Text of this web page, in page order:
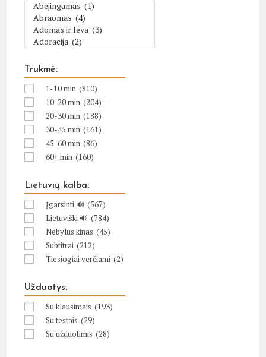
Trukmė:
1-10 min (810)
10-20 min (204)
20-30 min (188)
30-45 min (161)
45-60 min (86)
60+ min (160)
Lietuvių kalba:
Įgarsinti 🔊 (567)
Lietuviški 🔊 (784)
Nebylus kinas (45)
Subtitrai (212)
Tiesiogiai verčiami (2)
Užduotys:
Su klausimais (193)
Su testais (29)
Su užduotimis (28)